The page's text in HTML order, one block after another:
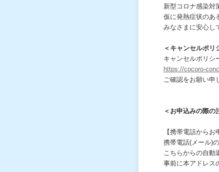
新型コロナ感染対
仮に発熱症状のあ
みなさまに安心し
＜キャンセルポリ
キャンセルポリシ
https://cocoro-
ご確認をお願い申
＜お申込みの際の
【携帯電話からお
携帯電話(メール)
こちらからの自動
事前に本アドレス